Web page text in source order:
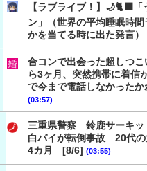
【ラブライブ！】🌙🐈‍⬛
ン」（世界の平均睡眠時
かを当てる時に出た発言）
合コンで出会った超しつ
ら3ヶ月、突然携帯に着
で今まで電話しなかったか
(03:57)
三重県警察 鈴鹿サーキッ
白バイが転倒事故 20代
4カ月 [8/6] (03:55)